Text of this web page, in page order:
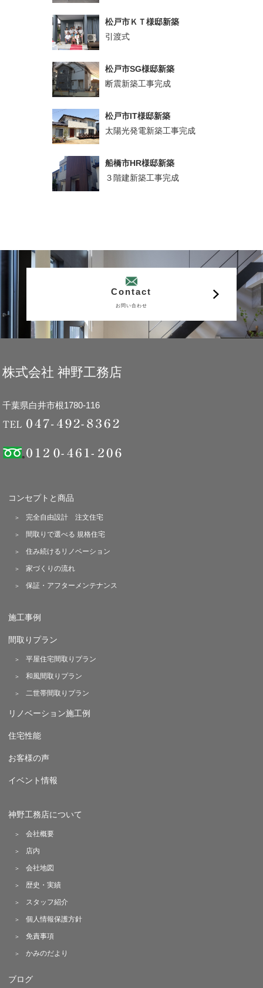
松戸市ＫＴ様邸新築
引渡式
松戸市SG様邸新築
断震新築工事完成
松戸市IT様邸新築
太陽光発電新築工事完成
船橋市HR様邸新築
３階建新築工事完成
Contact
お問い合わせ
株式会社 神野工務店
千葉県白井市根1780-116
コンセプトと商品
完全自由設計 注文住宅
間取りで選べる 規格住宅
住み続けるリノベーション
家づくりの流れ
保証・アフターメンテナンス
施工事例
間取りプラン
平屋住宅間取りプラン
和風間取りプラン
二世帯間取りプラン
リノベーション施工例
住宅性能
お客様の声
イベント情報
神野工務店について
会社概要
店内
会社地図
歴史・実績
スタッフ紹介
個人情報保護方針
免責事項
かみのだより
ブログ